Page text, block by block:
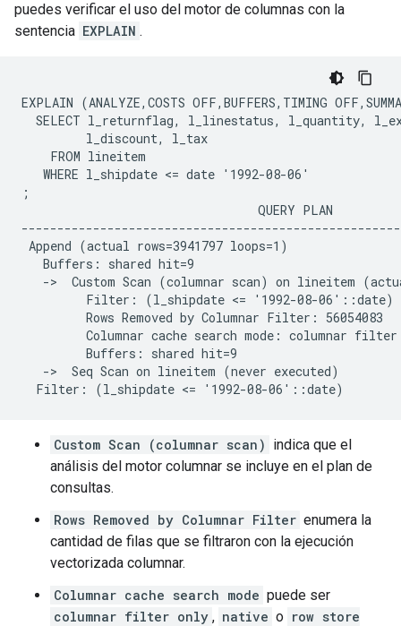
puedes verificar el uso del motor de columnas con la
sentencia EXPLAIN .
EXPLAIN (ANALYZE,COSTS OFF,BUFFERS,TIMING
SELECT l_returnflag, l_linestatus, l_quantity,
         l_discount, l_tax
    FROM lineitem
   WHERE l_shipdate <= date '1992-08-06'
;
                                 QUERY PLAN
Append (actual rows=3941797 loops=1)
   Buffers: shared hit=9
->  Custom Scan (columnar scan) on lineitem
         Filter: (l_shipdate <= '1992-08-06'::date)
         Rows Removed by Columnar Filter: 56054083
Columnar cache search mode: columnar filter
         Buffers: shared hit=9
   ->  Seq Scan on lineitem (never executed)
Custom Scan (columnar scan) indica que el
análisis del motor columnar se incluye en el plan de
consultas.
Rows Removed by Columnar Filter enumera la
cantidad de filas que se filtraron con la ejecución
vectorizada columnar.
Columnar cache search mode puede ser
columnar filter only , native o row store